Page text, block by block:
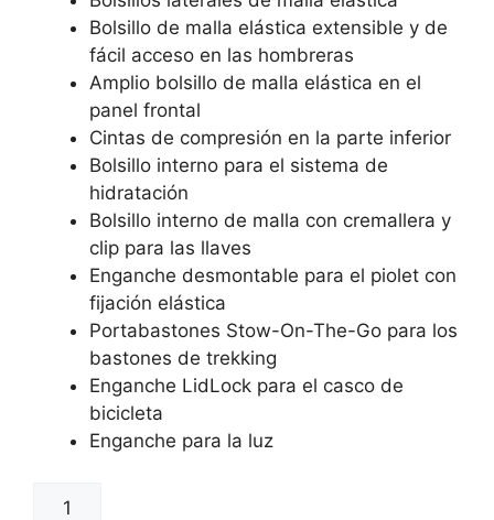
Bolsillo de malla elástica extensible y de
fácil acceso en las hombreras
Amplio bolsillo de malla elástica en el
panel frontal
Cintas de compresión en la parte inferior
Bolsillo interno para el sistema de
hidratación
Bolsillo interno de malla con cremallera y
clip para las llaves
Enganche desmontable para el piolet con
fijación elástica
Portabastones Stow-On-The-Go para los
bastones de trekking
Enganche LidLock para el casco de
bicicleta
Enganche para la luz